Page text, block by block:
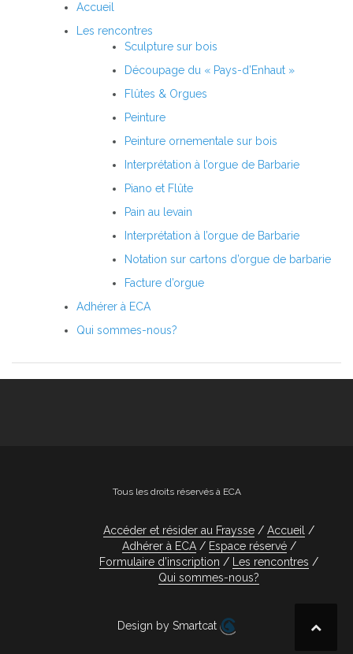
Accueil
Les rencontres
Sculpture sur bois
Découpage du « Pays-d’Enhaut »
Flûtes & Orgues
Peinture
Peinture ornementale sur bois
Interprétation à l’orgue de Barbarie
Piano et Flûte
Pain au levain
Interprétation à l’orgue de Barbarie
Notation sur cartons d’orgue de barbarie
Facture d’orgue
Adhérer à ECA
Qui sommes-nous?
Tous les droits réservés à ECA
Accéder et résider au Fraysse
Accueil
Adhérer à ECA
Espace réservé
Formulaire d’inscription
Les rencontres
Qui sommes-nous?
Design by Smartcat